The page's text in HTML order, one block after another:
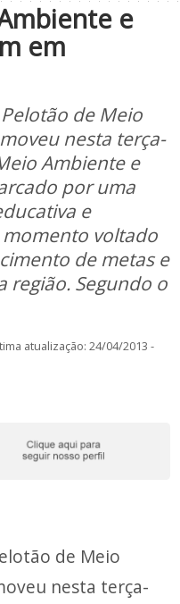
e
em
Pelotão de Meio
nesta terça-
Ambiente e
por uma
e
voltado
de metas e
região. Segundo o
atualização: 24/04/2013 -
de Meio
nesta terça-